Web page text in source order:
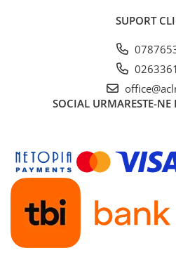
Rezervor carburant
Volanta
Produse
ROTAKT
Scarificator
TOTAL
SUPORT
SOCIAL URMARESTE-